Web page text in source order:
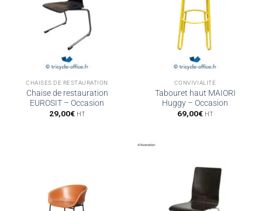
CHAISES DE RESTAURATION
Chaise de restauration
EUROSIT – Occasion
29,00€ HT
CONVIVIALITÉ
Tabouret haut MAIORI
Huggy – Occasion
69,00€ HT